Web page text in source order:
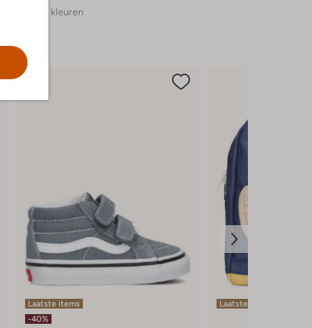
+ meer kleuren
Laatste items
-40%
Laatste items